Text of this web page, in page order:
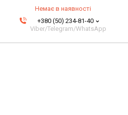
Немає в наявності
+380 (50) 234-81-40
Viber/Telegram/WhatsApp